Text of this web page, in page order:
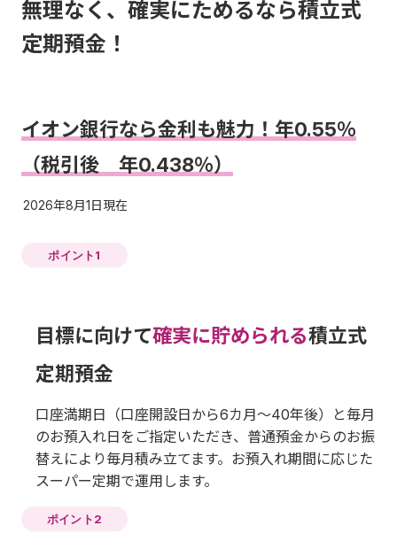
無理なく、確実にためるなら積立式
定期預金！
イオン銀行なら金利も魅力！年0.55％
（税引後 年0.438％）
2026年8月1日現在
ポイント1
目標に向けて確実に貯められる積立式
定期預金
口座満期日（口座開設日から6カ月〜40年後）と毎月
のお預入れ日をご指定いただき、普通預金からのお振
替えにより毎月積み立てます。お預入れ期間に応じた
スーパー定期で運用します。
ポイント2